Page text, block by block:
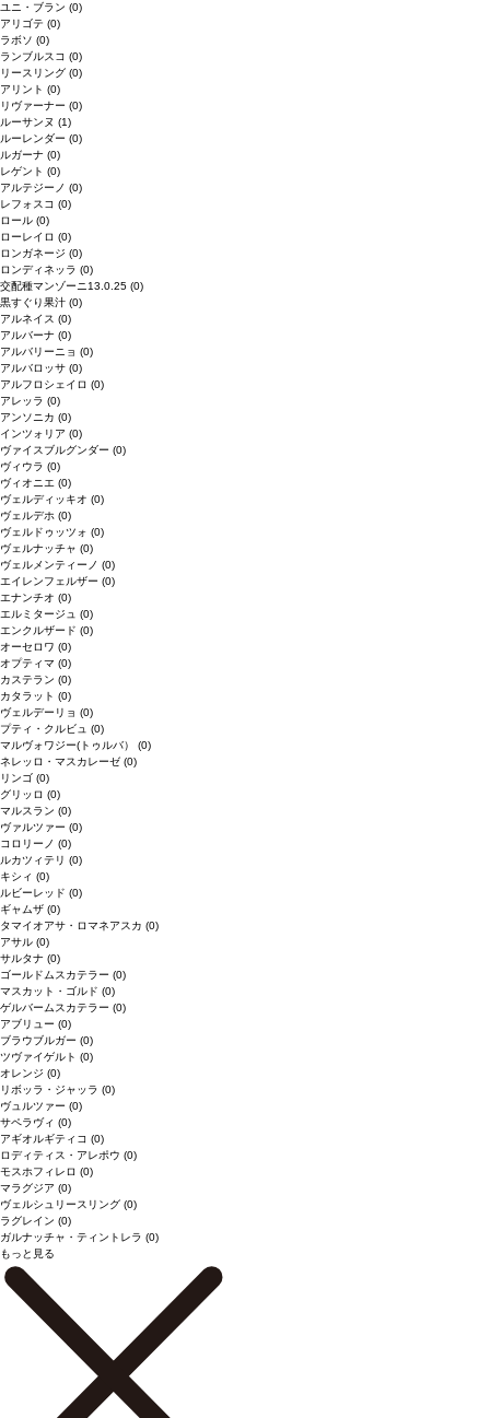
ユニ・ブラン (0)
アリゴテ (0)
ラボソ (0)
ランブルスコ (0)
リースリング (0)
アリント (0)
リヴァーナー (0)
ルーサンヌ (1)
ルーレンダー (0)
ルガーナ (0)
レゲント (0)
アルテジーノ (0)
レフォスコ (0)
ロール (0)
ローレイロ (0)
ロンガネージ (0)
ロンディネッラ (0)
交配種マンゾーニ13.0.25 (0)
黒すぐり果汁 (0)
アルネイス (0)
アルバーナ (0)
アルバリーニョ (0)
アルバロッサ (0)
アルフロシェイロ (0)
アレッラ (0)
アンソニカ (0)
インツォリア (0)
ヴァイスブルグンダー (0)
ヴィウラ (0)
ヴィオニエ (0)
ヴェルディッキオ (0)
ヴェルデホ (0)
ヴェルドゥッツォ (0)
ヴェルナッチャ (0)
ヴェルメンティーノ (0)
エイレンフェルザー (0)
エナンチオ (0)
エルミタージュ (0)
エンクルザード (0)
オーセロワ (0)
オプティマ (0)
カステラン (0)
カタラット (0)
ヴェルデーリョ (0)
プティ・クルビュ (0)
マルヴォワジー(トゥルバ） (0)
ネレッロ・マスカレーゼ (0)
リンゴ (0)
グリッロ (0)
マルスラン (0)
ヴァルツァー (0)
コロリーノ (0)
ルカツィテリ (0)
キシィ (0)
ルビーレッド (0)
ギャムザ (0)
タマイオアサ・ロマネアスカ (0)
アサル (0)
サルタナ (0)
ゴールドムスカテラー (0)
マスカット・ゴルド (0)
ゲルバームスカテラー (0)
アブリュー (0)
ブラウブルガー (0)
ツヴァイゲルト (0)
オレンジ (0)
リボッラ・ジャッラ (0)
ヴュルツァー (0)
サペラヴィ (0)
アギオルギティコ (0)
ロディティス・アレポウ (0)
モスホフィレロ (0)
マラグジア (0)
ヴェルシュリースリング (0)
ラグレイン (0)
ガルナッチャ・ティントレラ (0)
もっと見る